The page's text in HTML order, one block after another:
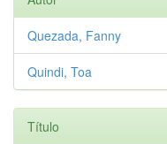
Quezada, Fanny
Quindi, Toa
Título